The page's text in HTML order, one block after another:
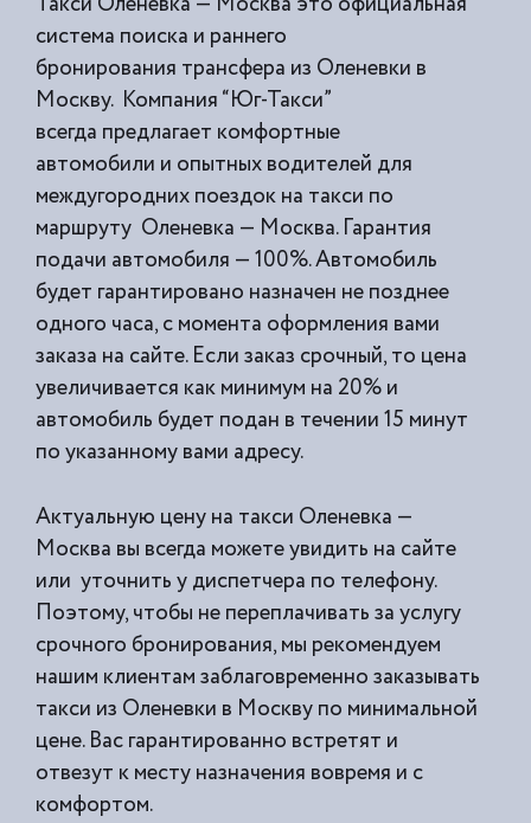
система поиска и раннего
бронирования трансфера из Оленевки в
Москву. Компания “Юг-Такси”
всегда предлагает комфортные
автомобили и опытных водителей для
междугородних поездок на такси по
маршруту Оленевка — Москва. Гарантия
подачи автомобиля — 100%. Автомобиль
будет гарантировано назначен не позднее
одного часа, с момента оформления вами
заказа на сайте. Если заказ срочный, то цена
увеличивается как минимум на 20% и
автомобиль будет подан в течении 15 минут
по указанному вами адресу.
Актуальную цену на такси Оленевка —
Москва вы всегда можете увидить на сайте
или уточнить у диспетчера по телефону.
Поэтому, чтобы не переплачивать за услугу
срочного бронирования, мы рекомендуем
нашим клиентам заблаговременно заказывать
такси из Оленевки в Москву по минимальной
цене. Вас гарантированно встретят и
отвезут к месту назначения вовремя и с
комфортом.